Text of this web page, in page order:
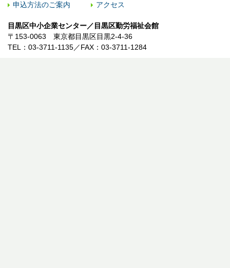
申込方法のご案内 アクセス
目黒区中小企業センター／目黒区勤労福祉会館
〒153-0063 東京都目黒区目黒2-4-36
TEL：03-3711-1135／FAX：03-3711-1284